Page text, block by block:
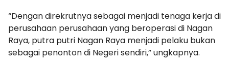
“Dengan direkrutnya sebagai menjadi tenaga kerja di
perusahaan perusahaan yang beroperasi di Nagan
Raya, putra putri Nagan Raya menjadi pelaku bukan
sebagai penonton di Negeri sendiri,” ungkapnya.